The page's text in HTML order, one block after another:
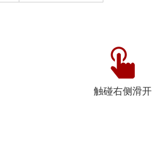
触碰右侧滑开